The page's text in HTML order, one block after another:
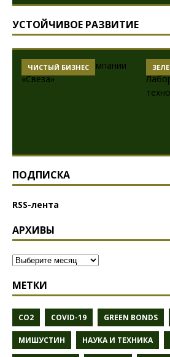
УСТОЙЧИВОЕ РАЗВИТИЕ
ЧИСТЫЙ БИЗНЕС
ПОДПИСКА
RSS-лента
АРХИВЫ
МЕТКИ
CO2 COVID-19 GREEN BONDS
МИШУСТИН НАУКА И ТЕХНИКА